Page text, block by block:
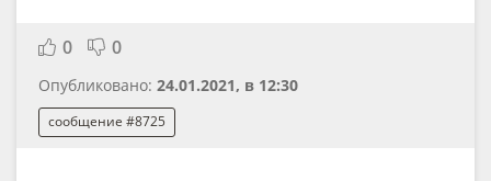
0 0
Опубликовано: 24.01.2021, в 12:30
сообщение #8725